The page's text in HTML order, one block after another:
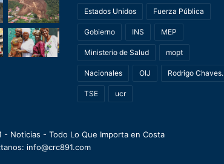
Estados Unidos Fuerza Pública
Gobierno INS MEP
Ministerio de Salud mopt
Nacionales OIJ Rodrigo Chaves.
TSE ucr
- Noticias - Todo Lo Que Importa en Costa
info@crc891.com